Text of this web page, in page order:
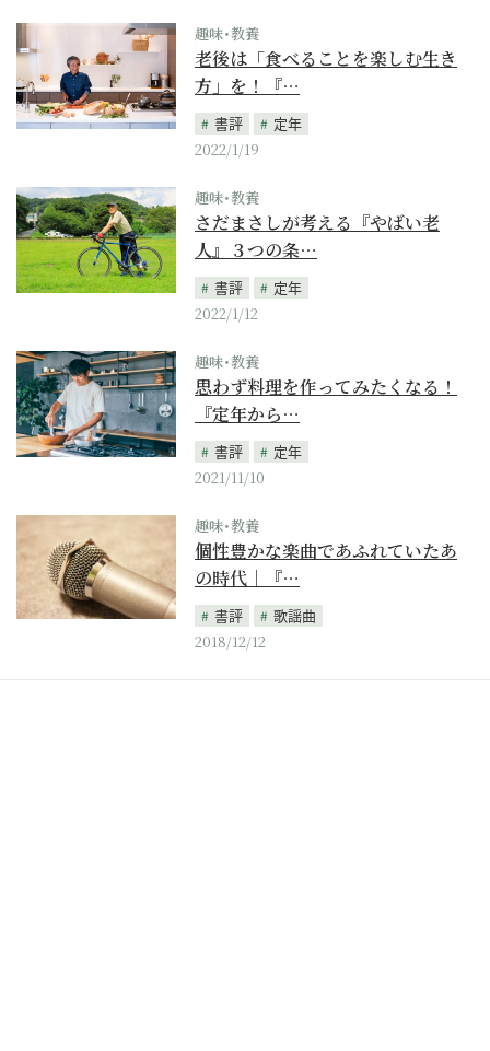
趣味･教養
老後は「食べることを楽しむ生き
方」を！『…
書評
定年
2022/1/19
趣味･教養
さだまさしが考える『やばい老
人』３つの条…
書評
定年
2022/1/12
趣味･教養
思わず料理を作ってみたくなる！
『定年から…
書評
定年
2021/11/10
趣味･教養
個性豊かな楽曲であふれていたあ
の時代｜『…
書評
歌謡曲
2018/12/12